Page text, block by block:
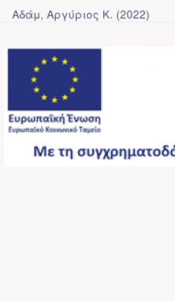
Αδάμ, Αργύριος Κ. (2022)